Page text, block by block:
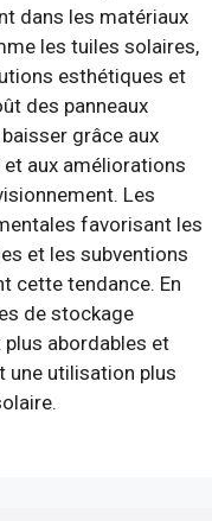
dans les matériaux
les tuiles solaires,
esthétiques et
des panneaux
grâce aux
aux améliorations
Les
favorisant les
et les subventions
cette tendance. En
de stockage
abordables et
une utilisation plus